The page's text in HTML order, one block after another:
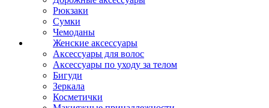
Рюкзаки
Сумки
Чемоданы
Женские аксессуары
Аксессуары для волос
Аксессуары по уходу за телом
Бигуди
Зеркала
Косметички